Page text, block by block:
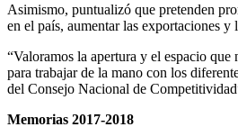
Asimismo, puntualizó que pretenden
en el país, aumentar las exportaciones y
“Valoramos la apertura y el espacio
para trabajar de la mano con los
del Consejo Nacional de
Memorias 2017-2018